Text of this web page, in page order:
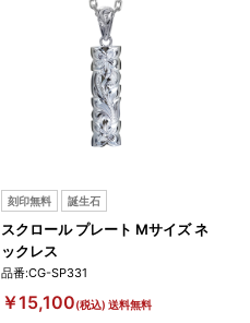
刻印無料 誕生石
スクロール プレート Mサイズ ネ
ックレス
品番:CG-SP331
￥15,100(税込) 送料無料